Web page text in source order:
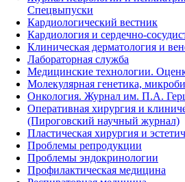
Спецвыпуски
Кардиологический вестник
Кардиология и сердечно-
Клиническая дерматология и
Лабораторная служба
Медицинские технологии.
Молекулярная генетика,
Онкология. Журнал им. П.А.
Оперативная хирургия и
(Пироговский научный журнал)
Пластическая хирургия и
Проблемы репродукции
Проблемы эндокринологии
Профилактическая медицина